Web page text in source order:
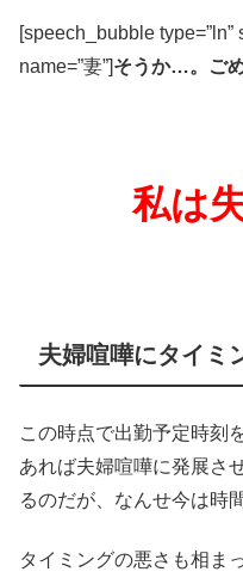
[speech_bubble type=”ln”
name=”妻”]そうか…。ごめ
私は
夫婦喧嘩にタイミ
この時点で出勤予定時刻
あれば夫婦喧嘩に発展さ
るのだが、なんせ今は時
タイミングの悪さも相ま